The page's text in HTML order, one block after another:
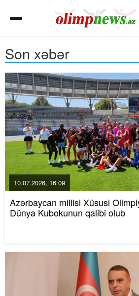
Son xəbər
10.07.2026, 16:09
Azərbaycan millisi Xüsusi
Dünya Kubokunun qalibi olub